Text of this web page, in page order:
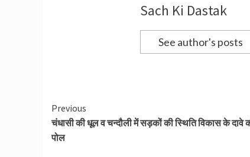
Sach Ki Dastak
See author's posts
Continue
Reading
Previous
चंधासी की धूल व चन्दौली में सड़कों की स्थिति विकास के दावे
पोल